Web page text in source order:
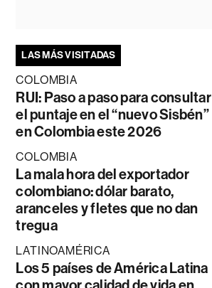
LAS MÁS VISITADAS
COLOMBIA
RUI: Paso a paso para consultar
el puntaje en el “nuevo Sisbén”
en Colombia este 2026
COLOMBIA
La mala hora del exportador
colombiano: dólar barato,
aranceles y fletes que no dan
tregua
LATINOAMÉRICA
Los 5 países de América Latina